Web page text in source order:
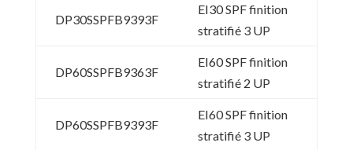
DP30SSPFB9393F
EI30 SPF finition
stratifié 3 UP
DP60SSPFB9363F
EI60 SPF finition
stratifié 2 UP
DP60SSPFB9393F
EI60 SPF finition
stratifié 3 UP